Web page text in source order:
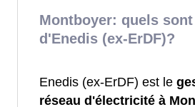
Montboyer: quels
d'Enedis (ex-ErDF)?
Enedis (ex-ErDF) est le
réseau d'électricité à